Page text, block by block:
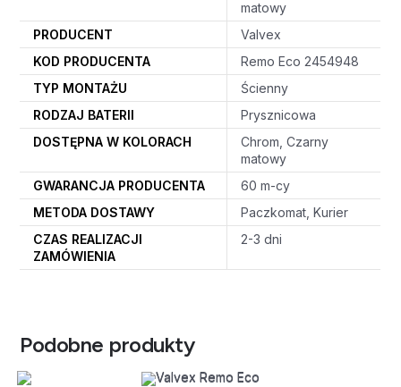
matowy
PRODUCENT
Valvex
KOD PRODUCENTA
Remo Eco 2454948
TYP MONTAŻU
Ścienny
RODZAJ BATERII
Prysznicowa
DOSTĘPNA W KOLORACH
Chrom, Czarny
matowy
GWARANCJA PRODUCENTA
60 m-cy
METODA DOSTAWY
Paczkomat, Kurier
CZAS REALIZACJI
ZAMÓWIENIA
2-3 dni
Podobne produkty